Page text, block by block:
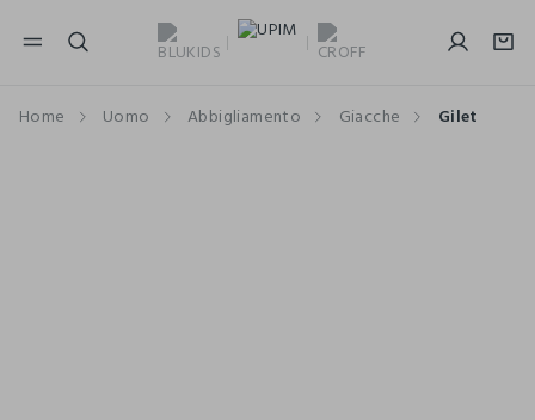
NAVIGATION.ARIA.GOTOMAINCONTENT
Home Uomo Abbigliamento Giacche Gilet